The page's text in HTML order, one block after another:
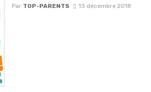
Par TOP-PARENTS 13 décembre 2018